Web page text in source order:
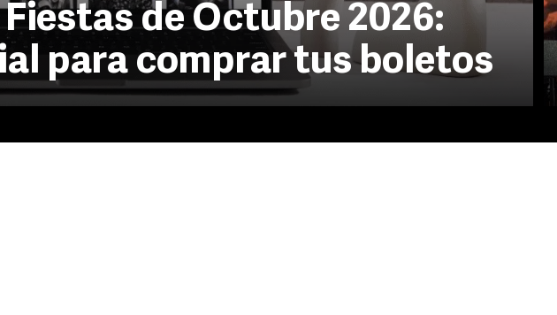
de Octubre 2026:
para comprar tus boletos